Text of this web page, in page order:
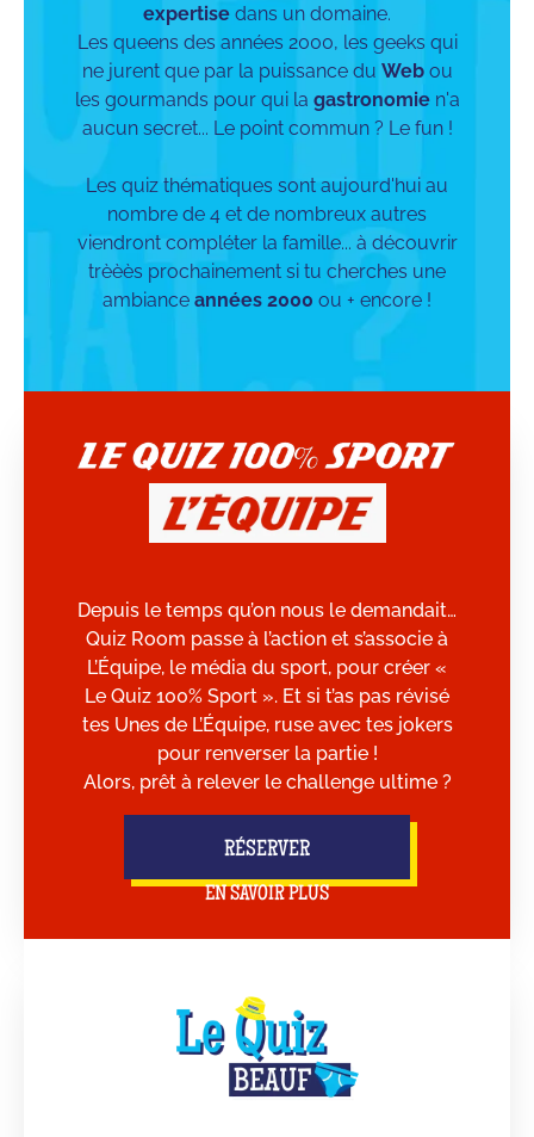
expertise dans un domaine.
Les queens des années 2000, les geeks qui
ne jurent que par la puissance du Webou
les gourmands pour qui la gastronomien'a
aucun secret... Le point commun ? Le fun !
Les quiz thématiques sont aujourd'hui au
nombre de 4 et de nombreux autres
viendront compléter la famille... à découvrir
trèèès prochainement si tu cherches une
ambiance années 2000 ou + encore !
Depuis le temps qu’on nous le demandait…
Quiz Room passe à l’action et s’associe à
L’Équipe, le média du sport, pour créer «
Le Quiz 100% Sport ». Et si t’as pas révisé
tes Unes de L’Équipe, ruse avec tes jokers
pour renverser la partie !
Alors, prêt à relever le challenge ultime ?
RÉSERVER
EN SAVOIR PLUS